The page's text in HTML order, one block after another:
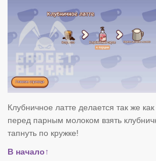
Клубничное латте делается так же
перед парным молоком взять
тапнуть по кружке!
В начало↑